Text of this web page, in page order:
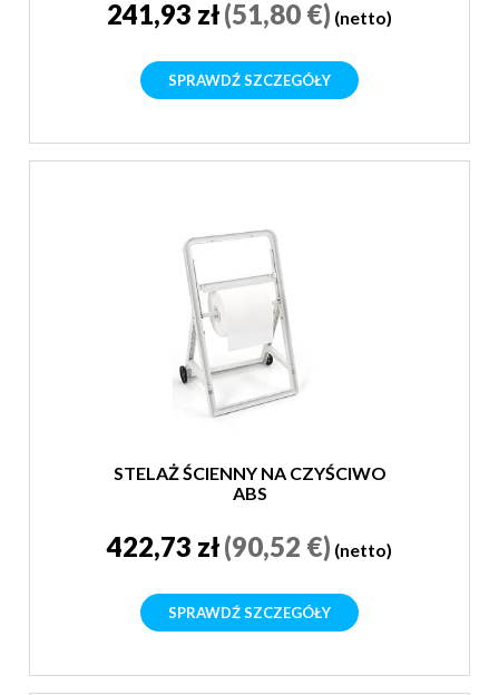
241,93 zł(51,80 €) (netto)
SPRAWDŹ SZCZEGÓŁY
STELAŻ ŚCIENNY NA CZYŚCIWO
ABS
422,73 zł(90,52 €) (netto)
SPRAWDŹ SZCZEGÓŁY